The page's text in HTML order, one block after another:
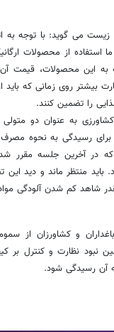
می گوید: با توجه به
استفاده از محصولات
به این محصولات، قیمت آن
بیشتر روی زمانی که
را تضمین کنند.
به عنوان دو
برای رسیدگی به نحوه
در آخرین جلسه مقرر
باید منتظر ماند و دید
شاهد کم شدن آلودگی
باغداران و کشاورزان از
نبود نظارت و کنترل بر
آن رسیدگی شود.